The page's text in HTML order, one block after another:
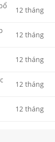
12 tháng
12 tháng
12 tháng
12 tháng
12 tháng